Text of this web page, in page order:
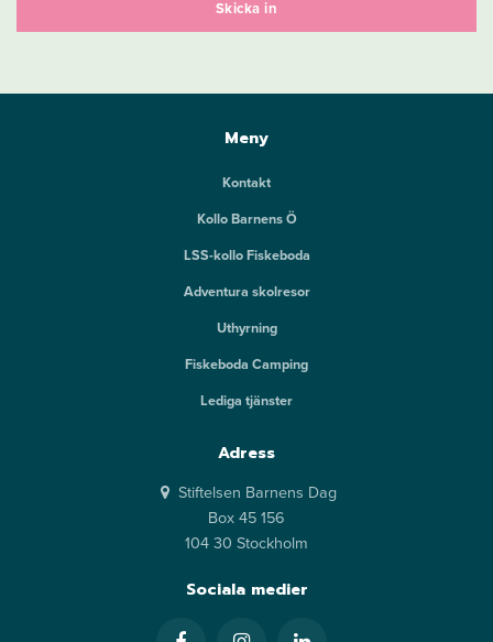
Meny
Kontakt
Kollo Barnens Ö
LSS-kollo Fiskeboda
Adventura skolresor
Uthyrning
Fiskeboda Camping
Lediga tjänster
Adress
Stiftelsen Barnens Dag
Box 45 156
104 30 Stockholm
Sociala medier